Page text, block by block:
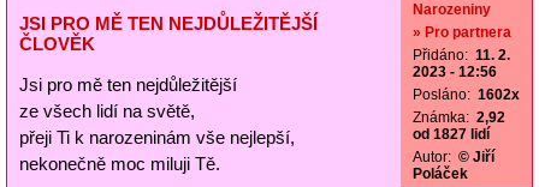
JSI PRO MĚ TEN NEJDŮLEŽITĚJŠÍ
ČLOVĚK
Jsi pro mě ten nejdůležitější
ze všech lidí na světě,
přeji Ti k narozeninám vše nejlepší,
nekonečně moc miluji Tě.
Narozeniny
» Pro partnera
Přidáno: 11. 2.
2023 - 12:56
Posláno: 1602x
Známka: 2,92
od 1827 lidí
Autor: © Jiří
Poláček